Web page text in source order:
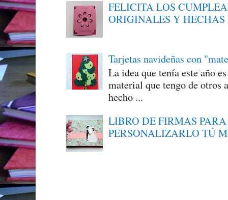
FELICITA LOS
ORIGINALES Y
Tarjetas navideñas con
La idea que tenía este año
material que tengo de otros
hecho ...
LIBRO DE FIRMAS
PERSONALIZARLO TÚ